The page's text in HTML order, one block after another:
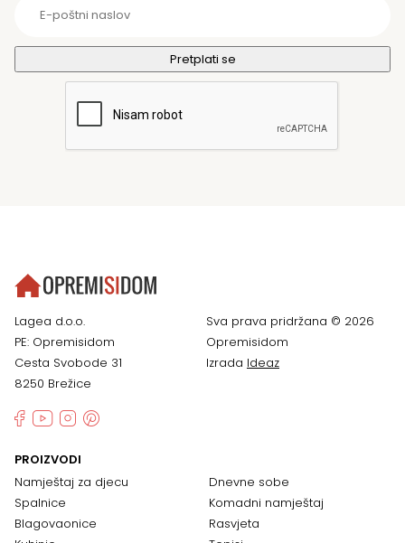
Lagea d.o.o.
PE: Opremisidom
Cesta Svobode 31
8250 Brežice
Sva prava pridržana © 2026
Opremisidom
Izrada Ideaz
PROIZVODI
Namještaj za djecu
Spalnice
Blagovaonice
Dnevne sobe
Komadni namještaj
Rasvjeta